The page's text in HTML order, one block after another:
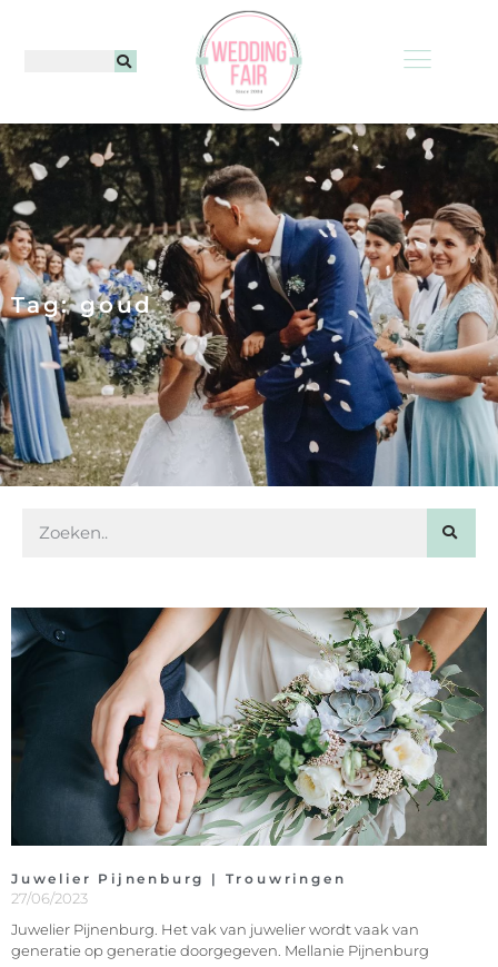
Tag: goud
Juwelier Pijnenburg | Trouwringen
27/06/2023
Juwelier Pijnenburg. Het vak van juwelier wordt vaak van
generatie op generatie doorgegeven. Mellanie Pijnenburg